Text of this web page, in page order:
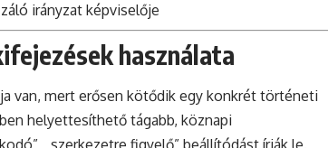
irányzat képviselője
használata
van, mert erősen kötődik egy konkrét történeti
helyettesíthető tágabb, köznapi
„szerkezetre figyelő” beállítódást írják le.